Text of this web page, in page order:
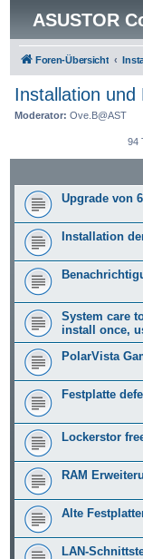
ASUSTOR
Foren-Übersicht
Installation und
Moderator: Ove.B@AST
94
Upgrade von
Installation
System care
install once,
PolarVista
Festplatte
Lockerstor
RAM
Alte
LAN-